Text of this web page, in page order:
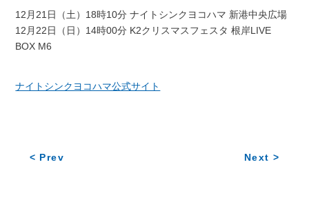
12月21日（土）18時10分 ナイトシンクヨコハマ 新港中央広場
12月22日（日）14時00分 K2クリスマスフェスタ 根岸LIVE
BOX M6
ナイトシンクヨコハマ公式サイト
< Prev Next >